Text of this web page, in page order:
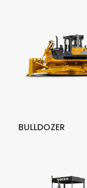
BULLDOZER